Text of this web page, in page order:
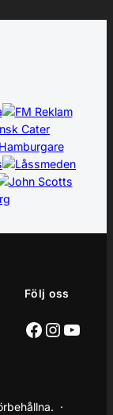
Följ oss
Facebook
·